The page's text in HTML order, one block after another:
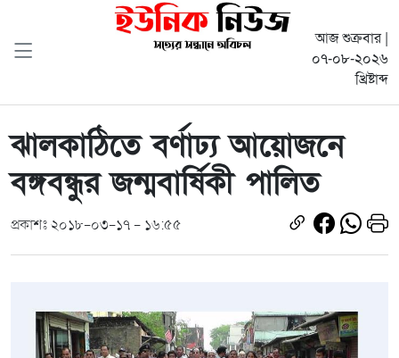
আজ শুক্রবার |
০৭-০৮-২০২৬
খ্রিষ্টাব্দ
ঝালকাঠিতে বর্ণাঢ্য আয়োজনে
বঙ্গবন্ধুর জন্মবার্ষিকী পালিত
প্রকাশঃ ২০১৮-০৩-১৭ - ১৬:৫৫